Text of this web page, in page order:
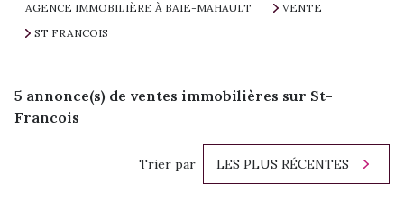
AGENCE IMMOBILIÈRE À BAIE-MAHAULT
VENTE
ST FRANCOIS
5 annonce(s) de ventes immobilières sur St-
Francois
Trier par LES PLUS RÉCENTES